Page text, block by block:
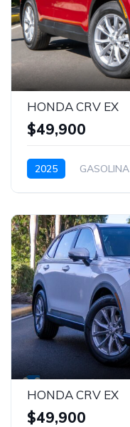
HONDA CRV EX
$49,900
2025 GASOLINA
HONDA CRV EX
$49,900